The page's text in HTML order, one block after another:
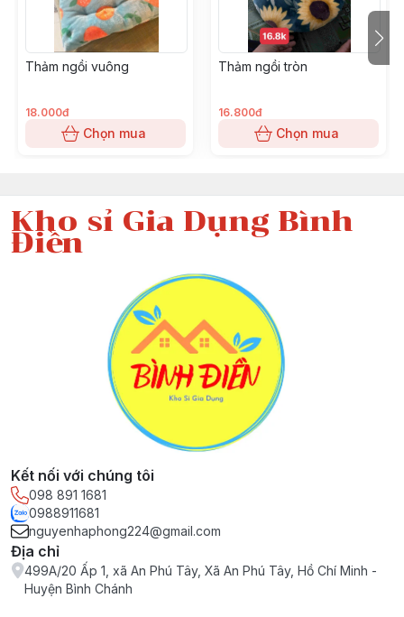
Thảm ngồi vuông
18.000đ
Chọn mua
Thảm ngồi tròn
16.800đ
Chọn mua
Kho sỉ Gia Dụng Bình
Điền
Kết nối với chúng tôi
098 891 1681
0988911681
nguyenhaphong224@gmail.com
Địa chỉ
499A/20 Ấp 1, xã An Phú Tây, Xã An Phú Tây, Hồ Chí Minh -
Huyện Bình Chánh